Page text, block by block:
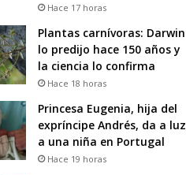
Hace 17 horas
Plantas carnívoras: Darwin
lo predijo hace 150 años y
la ciencia lo confirma
Hace 18 horas
Princesa Eugenia, hija del
expríncipe Andrés, da a luz
a una niña en Portugal
Hace 19 horas